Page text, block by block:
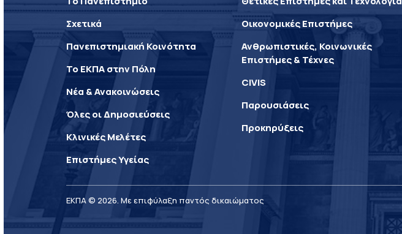
Σχετικά
Πανεπιστημιακή Κοινότητα
Το ΕΚΠΑ στην Πόλη
Νέα & Ανακοινώσεις
Όλες οι Δημοσιεύσεις
Κλινικές Μελέτες
Επιστήμες Υγείας
Οικονομικές Επιστήμες
Ανθρωπιστικές, Κοινωνικές
Επιστήμες & Τέχνες
CIVIS
Παρουσιάσεις
Προκηρύξεις
ΕΚΠΑ © 2026. Με επιφύλαξη παντός δικαιώματος